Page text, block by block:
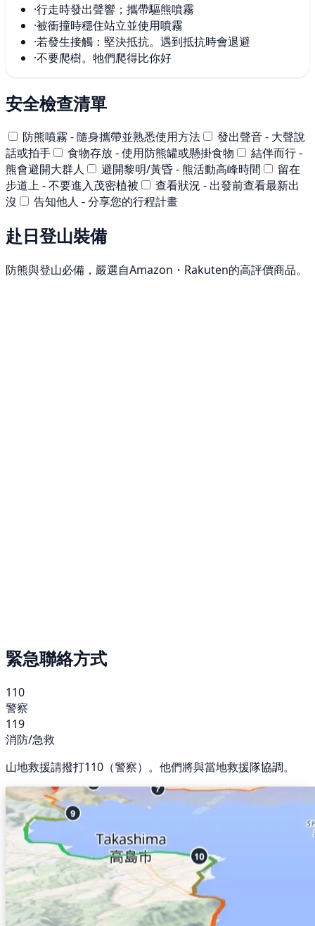
·行走時發出聲響；攜帶驅熊噴霧
·被衝撞時穩住站立並使用噴霧
·若發生接觸：堅決抵抗。遇到抵抗時會退避
·不要爬樹。牠們爬得比你好
安全檢查清單
防熊噴霧 - 隨身攜帶並熟悉使用方法
發出聲音 - 大聲說
話或拍手
食物存放 - 使用防熊罐或懸掛食物
結伴而行 -
熊會避開大群人
避開黎明/黃昏 - 熊活動高峰時間
留在
步道上 - 不要進入茂密植被
查看狀況 - 出發前查看最新出
沒
告知他人 - 分享您的行程計畫
赴日登山裝備
防熊與登山必備，嚴選自Amazon・Rakuten的高評價商品。
緊急聯絡方式
110
警察
119
消防/急救
山地救援請撥打110（警察）。他們將與當地救援隊協調。